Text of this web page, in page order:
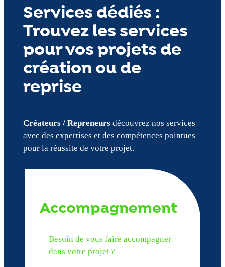
Services dédiés :
Trouvez les services
pour vos projets de
création ou de
reprise
Créateurs / Repreneursdécouvrez nos services
avec des expertises et des compétences pointues
pour la réussite de votre projet.
Accompagnement
Besoin de vous faire accompagner
dans votre projet ?